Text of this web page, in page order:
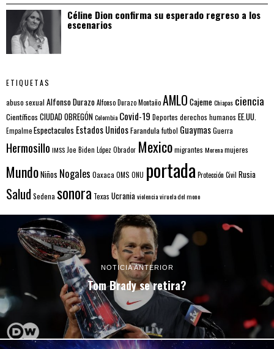
Céline Dion confirma su esperado regreso a los
escenarios
ETIQUETAS
abuso sexual Alfonso DurazoAlfonso Durazo MontañoAMLO CajemeChiapas ciencia
Científicos CIUDAD OBREGÓNColombia Covid-19 Deportes derechos humanos EE.UU.
EmpalmeEspectaculos Estados UnidosFarandulafutbol GuaymasGuerra
Hermosillo IMSSJoe Biden López Obrador Mexicomigrantes Morenamujeres
MundoNiños Nogales Oaxaca OMS ONU portada Protección Civil Rusia
Salud Sedena sonora Texas Ucraniaviolenciaviruela del mono
NOTICIA ANTERIOR
Tom Brady se retira?